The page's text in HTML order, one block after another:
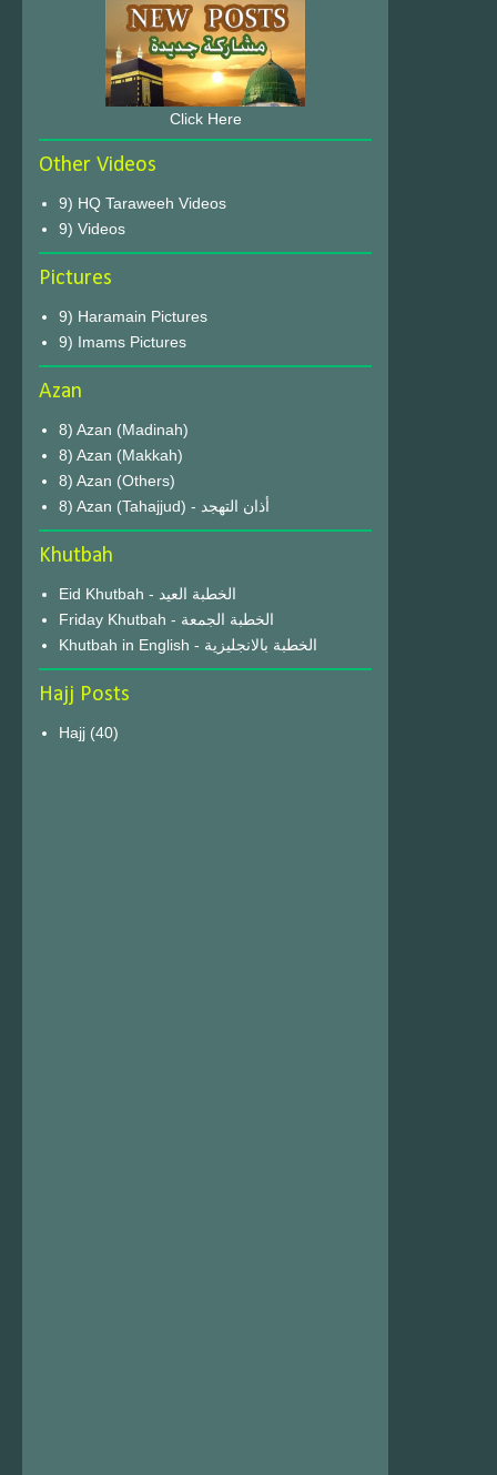
Click Here
Other Videos
9) HQ Taraweeh Videos
9) Videos
Pictures
9) Haramain Pictures
9) Imams Pictures
Azan
8) Azan (Madinah)
8) Azan (Makkah)
8) Azan (Others)
8) Azan (Tahajjud) - أذان التهجد
Khutbah
Eid Khutbah - الخطبة العيد
Friday Khutbah - الخطبة الجمعة
Khutbah in English - الخطبة بالانجليزية
Hajj Posts
Hajj (40)